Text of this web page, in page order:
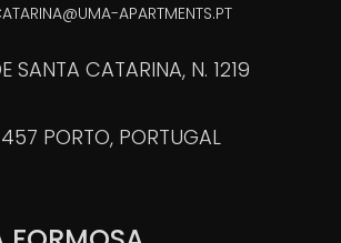
APARTMENTS.PT
SANTA CATARINA, N. 1219
PORTO, PORTUGAL